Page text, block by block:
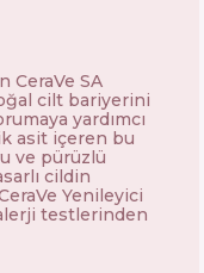
CeraVe SA
cilt bariyerini
yardımcı
asit içeren bu
ve pürüzlü
cildin
Yenileyici
testlerinden